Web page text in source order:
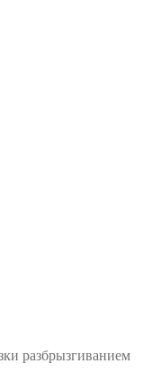
разбрызгиванием